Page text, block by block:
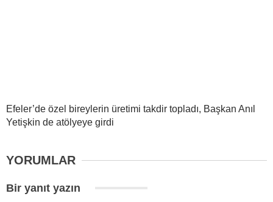
Efeler’de özel bireylerin üretimi takdir topladı, Başkan Anıl
Yetişkin de atölyeye girdi
YORUMLAR
Bir yanıt yazın